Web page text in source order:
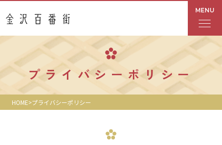
MENU
フロアガイド
あんと
Rinto
プライバシーポリシー
HOME プライバシーポリシー